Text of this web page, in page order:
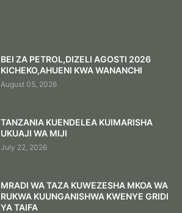
BEI ZA PETROL,DIZELI AGOSTI 2026
KICHEKO,AHUENI KWA WANANCHI
August 05, 2026
TANZANIA KUENDELEA KUIMARISHA
UKUAJI WA MIJI
July 22, 2026
MRADI WA TAZA KUWEZESHA MKOA WA
RUKWA KUUNGANISHWA KWENYE GRIDI
YA TAIFA